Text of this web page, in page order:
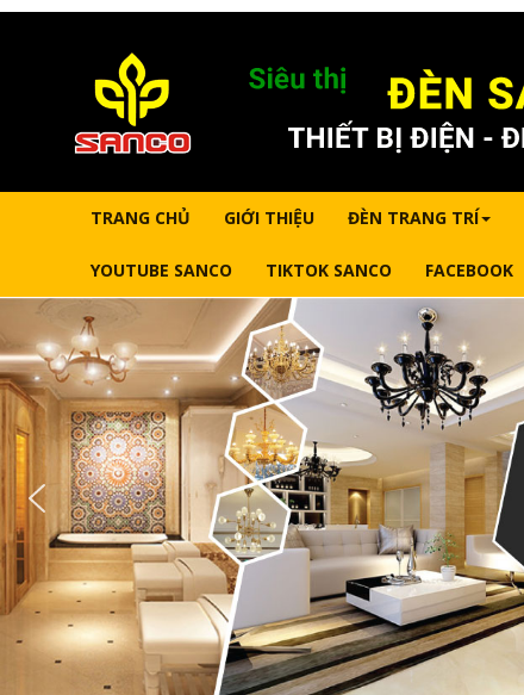
TRANG CHỦ GIỚI THIỆU ĐÈN TRANG TRÍ
YOUTUBE SANCO TIKTOK SANCO FACEBOOK